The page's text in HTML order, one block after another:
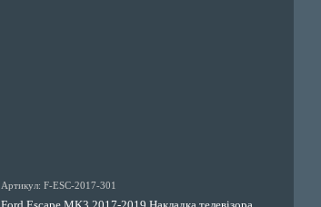
Артикул: F-ESC-2017-301